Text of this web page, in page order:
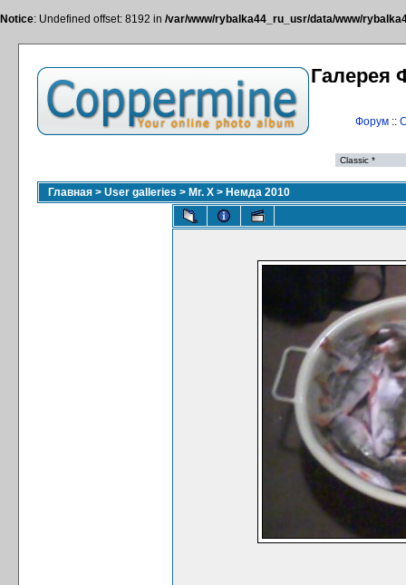
Notice: Undefined offset: 8192 in /var/www/rybalka44_ru_usr/data/www/
Галерея
Форум::
Главная > User galleries > Mr. X > Немда 2010